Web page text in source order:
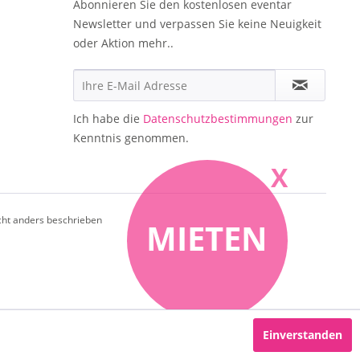
Abonnieren Sie den kostenlosen eventar
Newsletter und verpassen Sie keine Neuigkeit
oder Aktion mehr..
Ich habe die Datenschutzbestimmungen zur
Kenntnis genommen.
anders beschrieben MIETEN
X
Einverstanden